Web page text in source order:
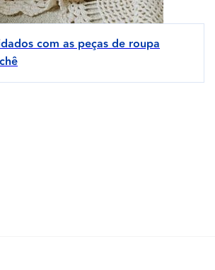
com as peças de roupa